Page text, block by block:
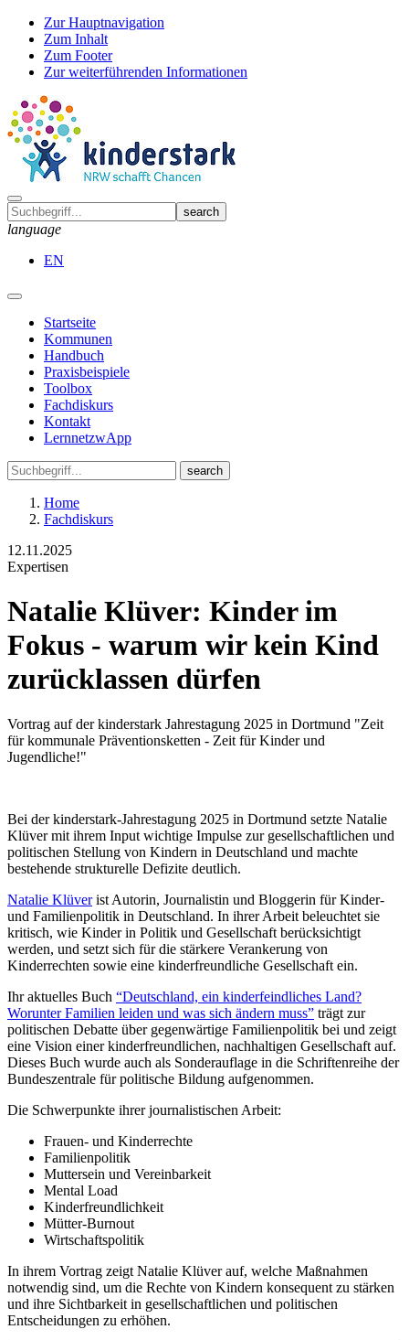
Zur Hauptnavigation
Zum Inhalt
Zum Footer
Zur weiterführenden Informationen
language
EN
Startseite
Kommunen
Handbuch
Praxisbeispiele
Toolbox
Fachdiskurs
Kontakt
LernnetzwApp
Home
Fachdiskurs
12.11.2025
Expertisen
Natalie Klüver: Kinder im
Fokus - warum wir kein Kind
zurücklassen dürfen
Vortrag auf der kinderstark Jahrestagung 2025 in Dortmund "Zeit
für kommunale Präventionsketten - Zeit für Kinder und
Jugendliche!"
Bei der kinderstark-Jahrestagung 2025 in Dortmund setzte Natalie
Klüver mit ihrem Input wichtige Impulse zur gesellschaftlichen und
politischen Stellung von Kindern in Deutschland und machte
bestehende strukturelle Defizite deutlich.
Natalie Klüverist Autorin, Journalistin und Bloggerin für Kinder-
und Familienpolitik in Deutschland. In ihrer Arbeit beleuchtet sie
kritisch, wie Kinder in Politik und Gesellschaft berücksichtigt
werden, und setzt sich für die stärkere Verankerung von
Kinderrechten sowie eine kinderfreundliche Gesellschaft ein.
Ihr aktuelles Buch “Deutschland, ein kinderfeindliches Land?
Worunter Familien leiden und was sich ändern muss” trägt zur
politischen Debatte über gegenwärtige Familienpolitik bei und zeigt
eine Vision einer kinderfreundlichen, nachhaltigen Gesellschaft auf.
Dieses Buch wurde auch als Sonderauflage in die Schriftenreihe der
Bundeszentrale für politische Bildung aufgenommen.
Die Schwerpunkte ihrer journalistischen Arbeit:
Frauen- und Kinderrechte
Familienpolitik
Muttersein und Vereinbarkeit
Mental Load
Kinderfreundlichkeit
Mütter-Burnout
Wirtschaftspolitik
In ihrem Vortrag zeigt Natalie Klüver auf, welche Maßnahmen
notwendig sind, um die Rechte von Kindern konsequent zu stärken
und ihre Sichtbarkeit in gesellschaftlichen und politischen
Entscheidungen zu erhöhen.